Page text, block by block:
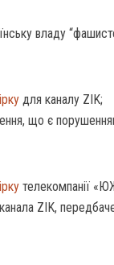
владу
для каналу ZIK;
що є
телекомпанії
ZIK,